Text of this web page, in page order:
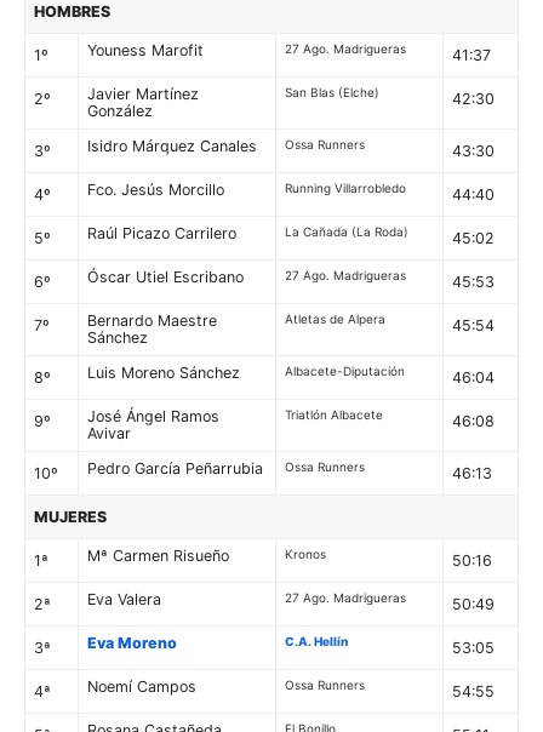
HOMBRES
1º Youness Marofit 27 Ago. Madrigueras 41:37
2º
Javier Martínez
González
San Blas (Elche) 42:30
3º Isidro Márquez Canales Ossa Runners 43:30
4º Fco. Jesús Morcillo Running Villarrobledo 44:40
5º Raúl Picazo Carrilero La Cañada (La Roda) 45:02
6º Óscar Utiel Escribano 27 Ago. Madrigueras 45:53
7º
Bernardo Maestre
Sánchez
Atletas de Alpera 45:54
8º Luis Moreno Sánchez Albacete-Diputación 46:04
9º
José Ángel Ramos
Avivar
Triatlón Albacete 46:08
10º Pedro García Peñarrubia Ossa Runners 46:13
MUJERES
1ª Mª Carmen Risueño Kronos 50:16
2ª Eva Valera 27 Ago. Madrigueras 50:49
3ª Eva Moreno C.A. Hellín 53:05
4ª Noemí Campos Ossa Runners 54:55
El Bonillo